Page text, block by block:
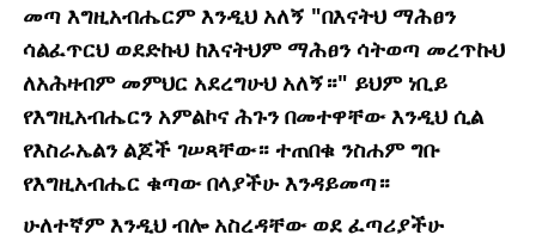
መጣ እግዚአብሔርም እንዲህ አለኝ "በእናትህ ማሕፀን
ሳልፈጥርህ ወደድኩህ ከእናትህም ማሕፀን ሳትወጣ መረጥኩህ
ለአሕዛብም መምህር አደረግሁህ አለኝ።" ይህም ነቢይ
የእግዚአብሔርን አምልኮና ሕጉን በመተዋቸው እንዲህ ሲል
የእስራኤልን ልጆች ገሠጻቸው። ተጠበቁ ንስሐም ግቡ
የእግዚአብሔር ቁጣው በላያችሁ እንዳይመጣ።
ሁለተኛም እንዲህ ብሎ አስረዳቸው ወደ ፈጣሪያችሁ